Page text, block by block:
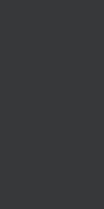
нанести тонкий
и слегка
на
5 до 50 мм).